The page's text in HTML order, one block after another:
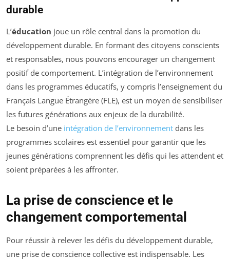
durable
L’éducation joue un rôle central dans la promotion du
développement durable. En formant des citoyens conscients
et responsables, nous pouvons encourager un changement
positif de comportement. L’intégration de l’environnement
dans les programmes éducatifs, y compris l’enseignement du
Français Langue Étrangère (FLE), est un moyen de sensibiliser
les futures générations aux enjeux de la durabilité.
Le besoin d’une intégration de l’environnement dans les
programmes scolaires est essentiel pour garantir que les
jeunes générations comprennent les défis qui les attendent et
soient préparées à les affronter.
La prise de conscience et le
changement comportemental
Pour réussir à relever les défis du développement durable,
une prise de conscience collective est indispensable. Les